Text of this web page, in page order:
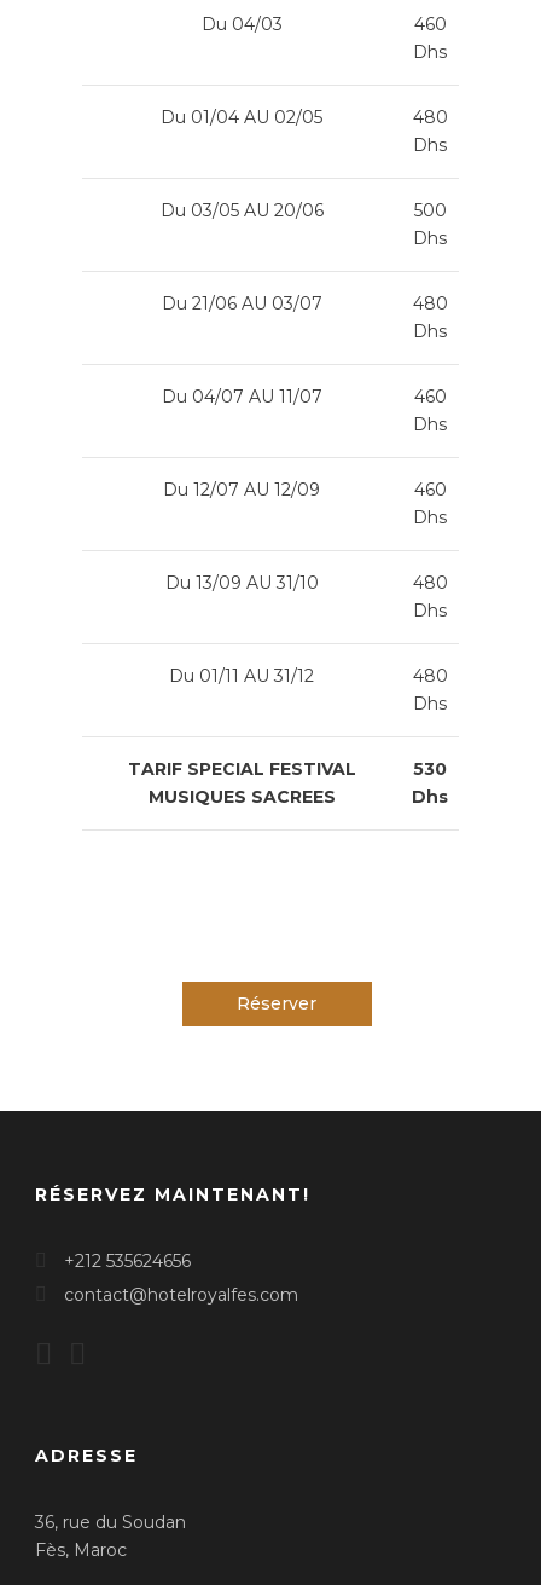
Du 04/03
460
Dhs
Du 01/04 AU 02/05
480
Dhs
Du 03/05 AU 20/06
500
Dhs
Du 21/06 AU 03/07
480
Dhs
Du 04/07 AU 11/07
460
Dhs
Du 12/07 AU 12/09
460
Dhs
Du 13/09 AU 31/10
480
Dhs
Du 01/11 AU 31/12
480
Dhs
TARIF SPECIAL FESTIVAL
MUSIQUES SACREES
530
Dhs
Réserver
RÉSERVEZ MAINTENANT!
+212 535624656
contact@hotelroyalfes.com
ADRESSE
36, rue du Soudan
Fès, Maroc